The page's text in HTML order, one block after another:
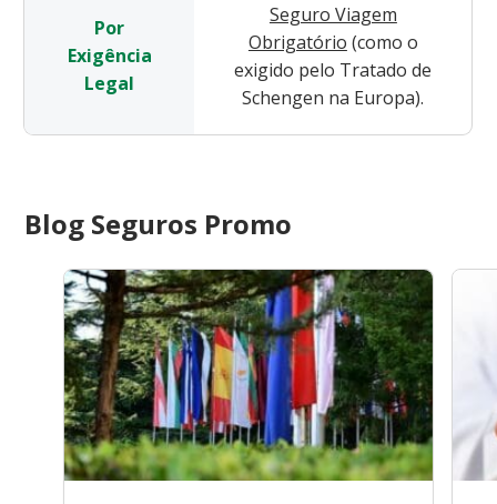
Por
Exigência
Legal
Seguro Viagem
Obrigatório (como o
exigido pelo Tratado de
Schengen na Europa).
Blog Seguros Promo